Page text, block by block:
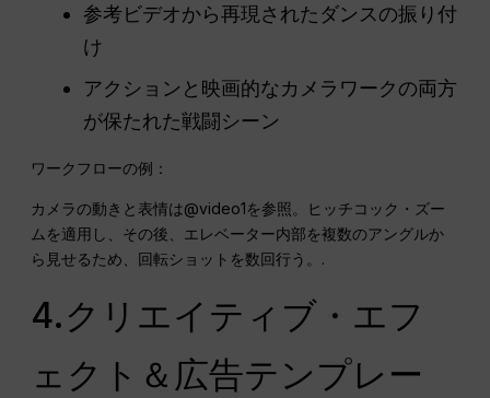
参考ビデオから再現されたダンスの振り付
け
アクションと映画的なカメラワークの両方
が保たれた戦闘シーン
ワークフローの例：
カメラの動きと表情は@video1を参照。ヒッチコック・ズー
ムを適用し、その後、エレベーター内部を複数のアングルか
ら見せるため、回転ショットを数回行う。.
4.クリエイティブ・エフ
ェクト＆広告テンプレー